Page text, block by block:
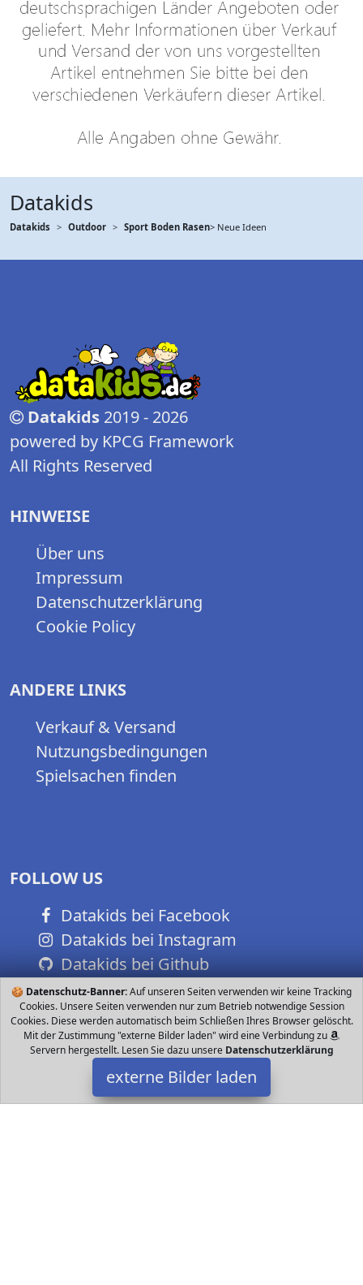
Datakids
Datakids Outdoor Sport Boden Rasen> Neue Ideen
🍪 Datenschutz-Banner:Auf unseren Seiten verwenden wir keine Tracking
Cookies. Unsere Seiten verwenden nur zum Betrieb notwendige Session
Cookies. Diese werden automatisch beim Schließen Ihres Browser gelöscht.
Mit der Zustimmung "externe Bilder laden" wird eine Verbindung zu
Servern hergestellt. Lesen Sie dazu unsere Datenschutzerklärung
externe Bilder laden
Datakids 2019 - 2026
powered by KPCG Framework
All Rights Reserved
HINWEISE
Über uns
Impressum
Datenschutzerklärung
Cookie Policy
ANDERE LINKS
Verkauf & Versand
Nutzungsbedingungen
Spielsachen finden
FOLLOW US
Datakids bei Facebook
Datakids bei Instagram
Datakids bei Github